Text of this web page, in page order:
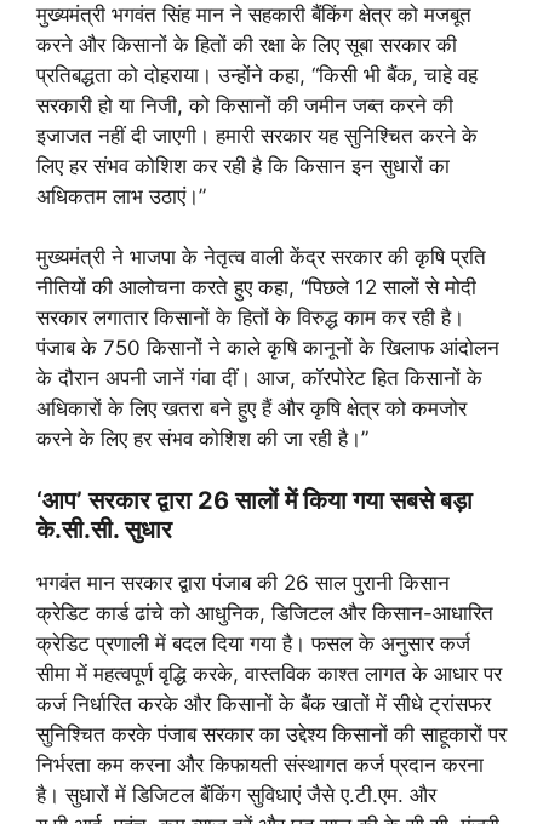
मुख्यमंत्री भगवंत सिंह मान ने सहकारी बैंकिंग क्षेत्र को मजबूत
करने और किसानों के हितों की रक्षा के लिए सूबा सरकार की
प्रतिबद्धता को दोहराया। उन्होंने कहा, “किसी भी बैंक, चाहे वह
सरकारी हो या निजी, को किसानों की जमीन जब्त करने की
इजाजत नहीं दी जाएगी। हमारी सरकार यह सुनिश्चित करने के
लिए हर संभव कोशिश कर रही है कि किसान इन सुधारों का
अधिकतम लाभ उठाएं।”
मुख्यमंत्री ने भाजपा के नेतृत्व वाली केंद्र सरकार की कृषि प्रति
नीतियों की आलोचना करते हुए कहा, “पिछले 12 सालों से मोदी
सरकार लगातार किसानों के हितों के विरुद्ध काम कर रही है।
पंजाब के 750 किसानों ने काले कृषि कानूनों के खिलाफ आंदोलन
के दौरान अपनी जानें गंवा दीं। आज, कॉरपोरेट हित किसानों के
अधिकारों के लिए खतरा बने हुए हैं और कृषि क्षेत्र को कमजोर
करने के लिए हर संभव कोशिश की जा रही है।”
‘आप’ सरकार द्वारा 26 सालों में किया गया सबसे बड़ा
के.सी.सी. सुधार
भगवंत मान सरकार द्वारा पंजाब की 26 साल पुरानी किसान
क्रेडिट कार्ड ढांचे को आधुनिक, डिजिटल और किसान-आधारित
क्रेडिट प्रणाली में बदल दिया गया है। फसल के अनुसार कर्ज
सीमा में महत्वपूर्ण वृद्धि करके, वास्तविक काश्त लागत के आधार पर
कर्ज निर्धारित करके और किसानों के बैंक खातों में सीधे ट्रांसफर
सुनिश्चित करके पंजाब सरकार का उद्देश्य किसानों की साहूकारों पर
निर्भरता कम करना और किफायती संस्थागत कर्ज प्रदान करना
है। सुधारों में डिजिटल बैंकिंग सुविधाएं जैसे ए.टी.एम. और